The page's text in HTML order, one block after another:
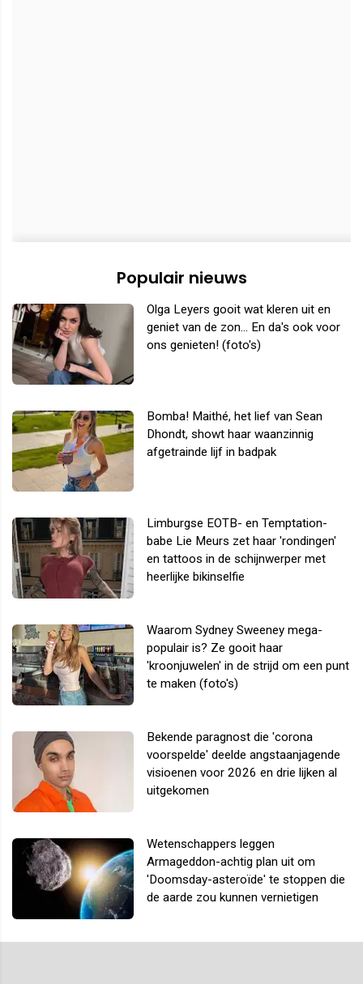
Populair nieuws
Olga Leyers gooit wat kleren uit en
geniet van de zon... En da's ook voor
ons genieten! (foto's)
Bomba! Maithé, het lief van Sean
Dhondt, showt haar waanzinnig
afgetrainde lijf in badpak
Limburgse EOTB- en Temptation-
babe Lie Meurs zet haar 'rondingen'
en tattoos in de schijnwerper met
heerlijke bikinselfie
Waarom Sydney Sweeney mega-
populair is? Ze gooit haar
'kroonjuwelen' in de strijd om een punt
te maken (foto's)
Bekende paragnost die 'corona
voorspelde' deelde angstaanjagende
visioenen voor 2026 en drie lijken al
uitgekomen
Wetenschappers leggen
Armageddon-achtig plan uit om
'Doomsday-asteroïde' te stoppen die
de aarde zou kunnen vernietigen